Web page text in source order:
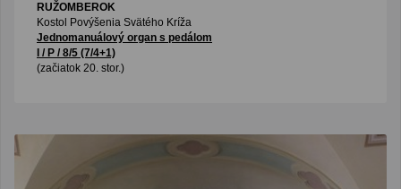
RUŽOMBEROK
Kostol Povýšenia Svätého Kríža
Jednomanuálový organ s pedálom
I / P / 8/5 (7/4+1)
(začiatok 20. stor.)